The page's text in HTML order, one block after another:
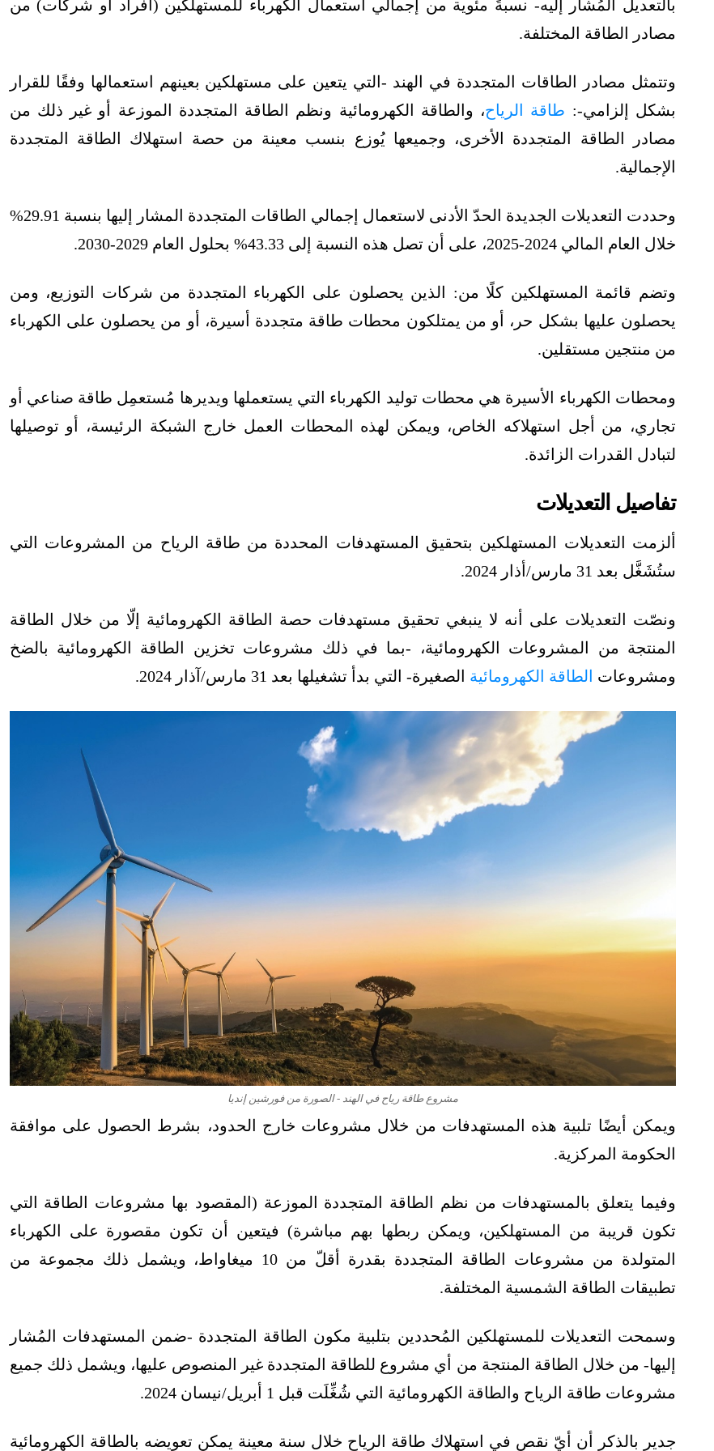
بالتعديل المُشار إليه- نسبةً مئوية من إجمالي استعمال الكهرباء للمستهلكين (أفراد أو شركات) من
مصادر الطاقة المختلفة.
وتتمثل مصادر الطاقات المتجددة في الهند -التي يتعين على مستهلكين بعينهم استعمالها وفقًا للقرار
بشكل إلزامي-: طاقة الرياح، والطاقة الكهرومائية ونظم الطاقة المتجددة الموزعة أو غير ذلك من
مصادر الطاقة المتجددة الأخرى، وجميعها يُوزع بنسب معينة من حصة استهلاك الطاقة المتجددة
الإجمالية.
وحددت التعديلات الجديدة الحدّ الأدنى لاستعمال إجمالي الطاقات المتجددة المشار إليها بنسبة 29.91%
خلال العام المالي 2024-2025، على أن تصل هذه النسبة إلى 43.33% بحلول العام 2029-2030.
وتضم قائمة المستهلكين كلًا من: الذين يحصلون على الكهرباء المتجددة من شركات التوزيع، ومن
يحصلون عليها بشكل حر، أو من يمتلكون محطات طاقة متجددة أسيرة، أو من يحصلون على الكهرباء
من منتجين مستقلين.
ومحطات الكهرباء الأسيرة هي محطات توليد الكهرباء التي يستعملها ويديرها مُستعمِل طاقة صناعي أو
تجاري، من أجل استهلاكه الخاص، ويمكن لهذه المحطات العمل خارج الشبكة الرئيسة، أو توصيلها
لتبادل القدرات الزائدة.
تفاصيل التعديلات
ألزمت التعديلات المستهلكين بتحقيق المستهدفات المحددة من طاقة الرياح من المشروعات التي
ستُشَغَّل بعد 31 مارس/أذار 2024.
ونصّت التعديلات على أنه لا ينبغي تحقيق مستهدفات حصة الطاقة الكهرومائية إلّا من خلال الطاقة
المنتجة من المشروعات الكهرومائية، -بما في ذلك مشروعات تخزين الطاقة الكهرومائية بالضخ
ومشروعات الطاقة الكهرومائية الصغيرة- التي بدأ تشغيلها بعد 31 مارس/آذار 2024.
مشروع طاقة رياح في الهند - الصورة من فورشين إنديا
ويمكن أيضًا تلبية هذه المستهدفات من خلال مشروعات خارج الحدود، بشرط الحصول على موافقة
الحكومة المركزية.
وفيما يتعلق بالمستهدفات من نظم الطاقة المتجددة الموزعة (المقصود بها مشروعات الطاقة التي
تكون قريبة من المستهلكين، ويمكن ربطها بهم مباشرة) فيتعين أن تكون مقصورة على الكهرباء
المتولدة من مشروعات الطاقة المتجددة بقدرة أقلّ من 10 ميغاواط، ويشمل ذلك مجموعة من
تطبيقات الطاقة الشمسية المختلفة.
وسمحت التعديلات للمستهلكين المُحددين بتلبية مكون الطاقة المتجددة -ضمن المستهدفات المُشار
إليها- من خلال الطاقة المنتجة من أي مشروع للطاقة المتجددة غير المنصوص عليها، ويشمل ذلك جميع
مشروعات طاقة الرياح والطاقة الكهرومائية التي شُغِّلَت قبل 1 أبريل/نيسان 2024.
جدير بالذكر أن أيّ نقص في استهلاك طاقة الرياح خلال سنة معينة يمكن تعويضه بالطاقة الكهرومائية